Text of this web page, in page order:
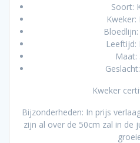
Soort:
Leeftijd:
Maat:
Kweker
Bijzonderheden: In prijs
zijn al over de 50cm zal in de